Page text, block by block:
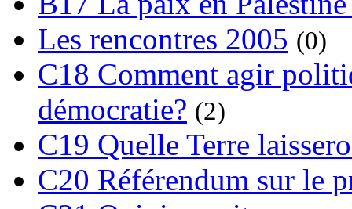
Les rencontres 2005 (0)
C18 Comment agir
démocratie? (2)
C19 Quelle Terre
C20 Référendum sur le